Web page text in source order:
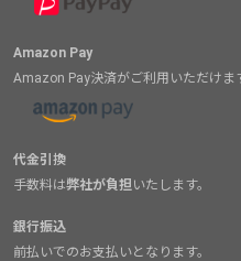
Amazon Pay
Amazon Pay決済がご利用いただけま
代金引換
手数料は弊社が負担いたします。
銀行振込
前払いでのお支払いとなります。